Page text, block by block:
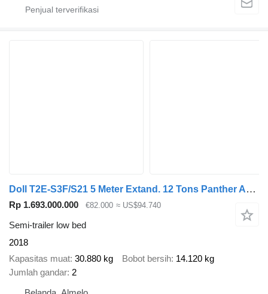
Doll T2E-S3F/S21 5 Meter Extand. 12 Tons Panther Axles 2 Pieces!
Rp 1.693.000.000 €82.000 ≈ US$94.740
Semi-trailer low bed
2018
Kapasitas muat 30.880 kg Bobot bersih 14.120 kg
Jumlah gandar 2